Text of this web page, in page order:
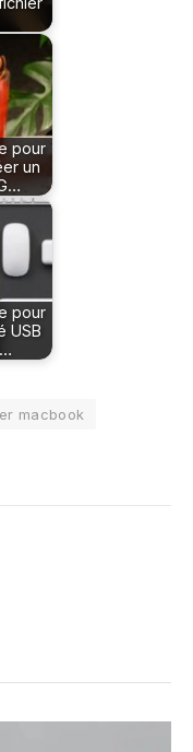
pour
un
pour
USB
macbook